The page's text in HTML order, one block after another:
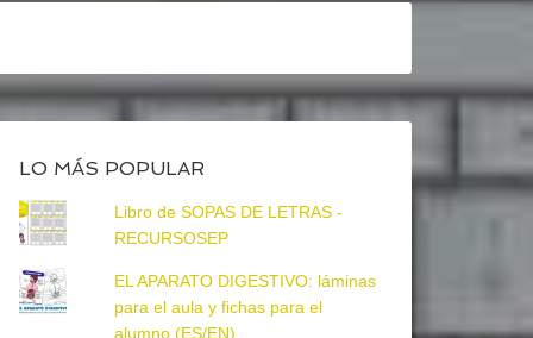
LO MÁS POPULAR
Libro de SOPAS DE LETRAS -
RECURSOSEP
EL APARATO DIGESTIVO: láminas
para el aula y fichas para el
alumno (ES/EN)